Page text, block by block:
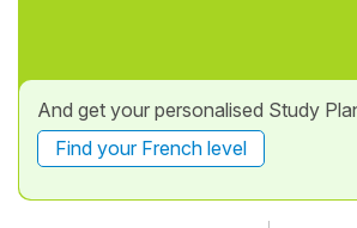
And get your personalised Study
Find your French level